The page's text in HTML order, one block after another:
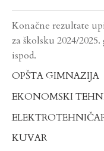
Konačne rezultate
za školsku 2024/
ispod.
OPŠTA GIMNAZIJA
EKONOMSKI
KUVAR